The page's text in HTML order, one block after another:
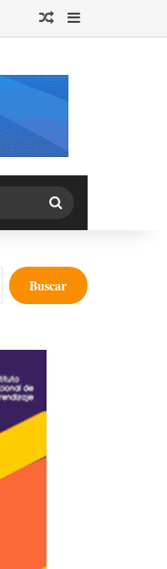
Publicación al azar
Barra lateral
Buscar
por
Buscar: